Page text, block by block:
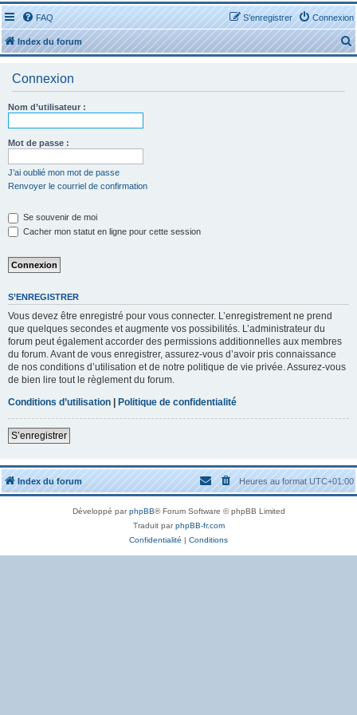
FAQ Connexion
S’enregistrer
Index du forum
e
Connexion
Nom d’utilisateur :
Mot de passe :
J’ai oublié mon mot de passe
Renvoyer le courriel de confirmation
Se souvenir de moi
Cacher mon statut en ligne pour cette session
S’ENREGISTRER
Vous devez être enregistré pour vous connecter. L’enregistrement ne prend
que quelques secondes et augmente vos possibilités. L’administrateur du
forum peut également accorder des permissions additionnelles aux membres
du forum. Avant de vous enregistrer, assurez-vous d’avoir pris connaissance
de nos conditions d’utilisation et de notre politique de vie privée. Assurez-vous
de bien lire tout le règlement du forum.
Conditions d’utilisation | Politique de confidentialité
S’enregistrer
Index du forum Heures au formatUTC+01:00
Développé parphpBB® Forum Software © phpBB Limited
Traduit parphpBB-fr.com
Confidentialité | Conditions